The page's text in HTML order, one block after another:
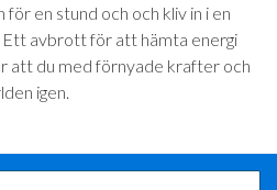
en stund och och kliv in i en
avbrott för att hämta energi
att du med förnyade krafter och
igen.